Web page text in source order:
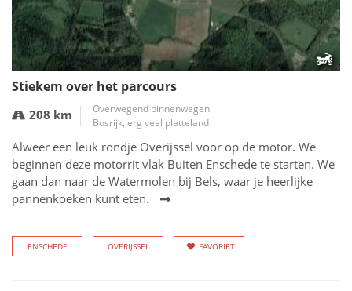
Stiekem over het parcours
208 km
Overwegend binnenwegen
Bosrijk, erg veel platteland
Alweer een leuk rondje Overijssel voor op de motor. We
beginnen deze motorrit vlak Buiten Enschede te starten. We
gaan dan naar de Watermolen bij Bels, waar je heerlijke
pannenkoeken kunt eten.
ENSCHEDE OVERIJSSEL FAVORIET